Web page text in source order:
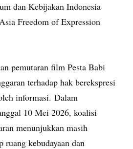
dan Kebijakan Indonesia
Freedom of Expression
pemutaran film Pesta Babi
terhadap hak berekspresi
informasi. Dalam
10 Mei 2026, koalisi
menunjukkan masih
ruang kebudayaan dan